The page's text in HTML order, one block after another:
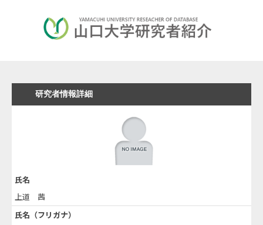
研究者情報詳細
氏名
上道 茜
氏名（フリガナ）